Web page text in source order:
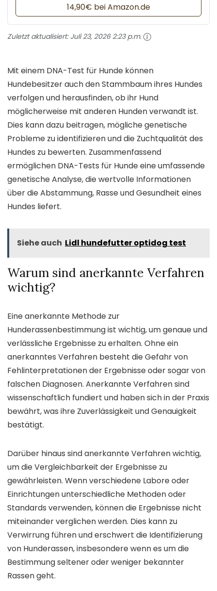
14,90€ bei Amazon.de
Zuletzt aktualisiert: Juli 23, 2026 2:23 p.m.
Mit einem DNA-Test für Hunde können
Hundebesitzer auch den Stammbaum ihres Hundes
verfolgen und herausfinden, ob ihr Hund
möglicherweise mit anderen Hunden verwandt ist.
Dies kann dazu beitragen, mögliche genetische
Probleme zu identifizieren und die Zuchtqualität des
Hundes zu bewerten. Zusammenfassend
ermöglichen DNA-Tests für Hunde eine umfassende
genetische Analyse, die wertvolle Informationen
über die Abstammung, Rasse und Gesundheit eines
Hundes liefert.
Siehe auch Lidl hundefutter optidog test
Warum sind anerkannte Verfahren
wichtig?
Eine anerkannte Methode zur
Hunderassenbestimmung ist wichtig, um genaue und
verlässliche Ergebnisse zu erhalten. Ohne ein
anerkanntes Verfahren besteht die Gefahr von
Fehlinterpretationen der Ergebnisse oder sogar von
falschen Diagnosen. Anerkannte Verfahren sind
wissenschaftlich fundiert und haben sich in der Praxis
bewährt, was ihre Zuverlässigkeit und Genauigkeit
bestätigt.
Darüber hinaus sind anerkannte Verfahren wichtig,
um die Vergleichbarkeit der Ergebnisse zu
gewährleisten. Wenn verschiedene Labore oder
Einrichtungen unterschiedliche Methoden oder
Standards verwenden, können die Ergebnisse nicht
miteinander verglichen werden. Dies kann zu
Verwirrung führen und erschwert die Identifizierung
von Hunderassen, insbesondere wenn es um die
Bestimmung seltener oder weniger bekannter
Rassen geht.